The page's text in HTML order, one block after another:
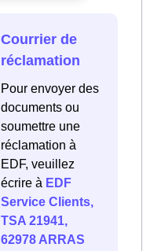
Courrier de
réclamation
Pour envoyer des
documents ou
soumettre une
réclamation à
EDF, veuillez
écrire à EDF
Service Clients,
TSA 21941,
62978 ARRAS